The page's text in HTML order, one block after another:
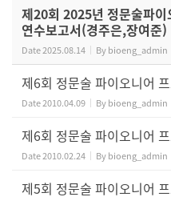
제20회 2025년 정문술파
연수보고서(경주은,장여준)
Date2025.08.14 Bybioeng_admin
제6회 정문술 파이오니어
Date2010.04.09 Bybioeng_admin
제6회 정문술 파이오니어
Date2010.02.24 Bybioeng_admin
제5회 정문술 파이오니어